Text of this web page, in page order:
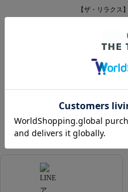
【ザ・リラクス
395ポ